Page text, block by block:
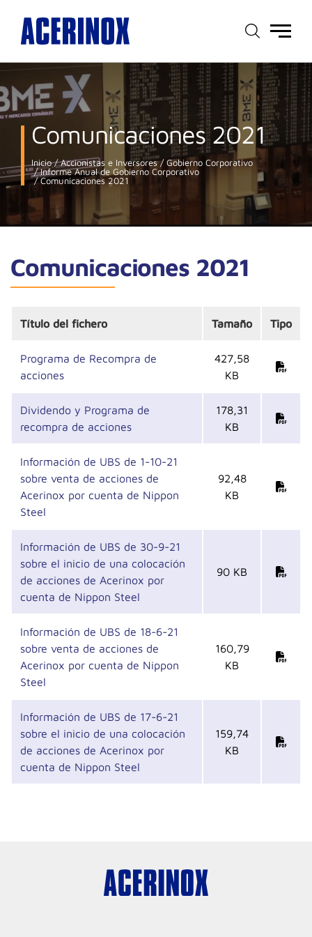
Menú
Comunicaciones 2021
Inicio Accionistas e Inversores Gobierno Corporativo
Informe Anual de Gobierno Corporativo
Comunicaciones 2021
Comunicaciones 2021
Título del fichero Tamaño Tipo
Programa de Recompra de
acciones
427,58
KB
Dividendo y Programa de
recompra de acciones
178,31
KB
Información de UBS de 1-10-21
sobre venta de acciones de
Acerinox por cuenta de Nippon
Steel
92,48
KB
Información de UBS de 30-9-21
sobre el inicio de una colocación
de acciones de Acerinox por
cuenta de Nippon Steel
90 KB
Información de UBS de 18-6-21
sobre venta de acciones de
Acerinox por cuenta de Nippon
Steel
160,79
KB
Información de UBS de 17-6-21
sobre el inicio de una colocación
de acciones de Acerinox por
cuenta de Nippon Steel
159,74
KB